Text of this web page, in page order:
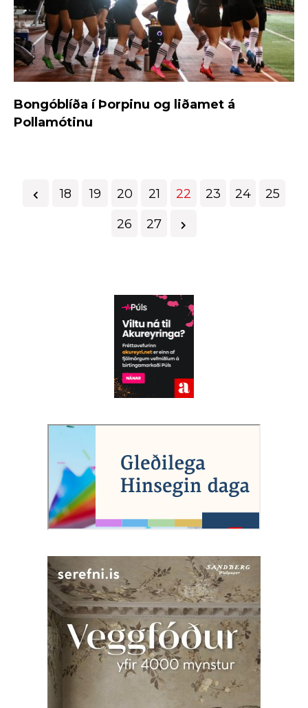
Bongóblíða í Þorpinu og liðamet á
Pollamótinu
18 19 20 21 22 23 24
25
26
27